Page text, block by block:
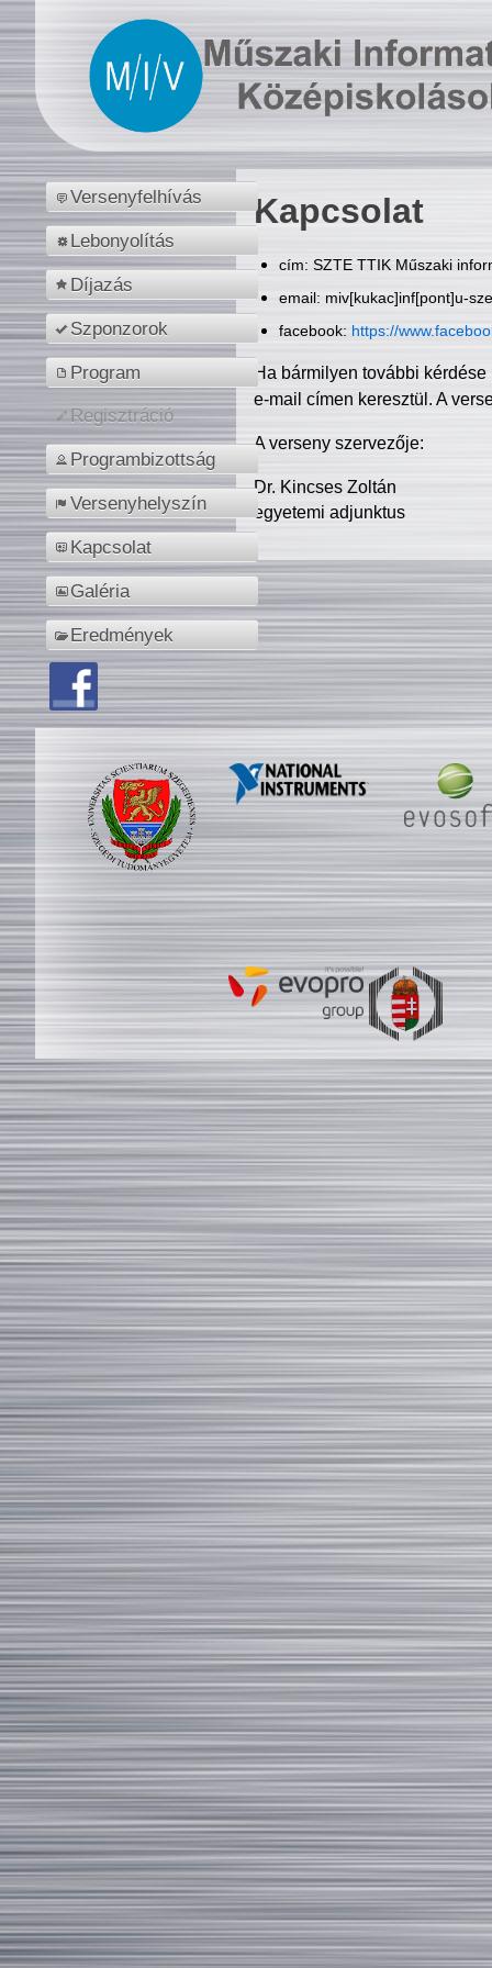
Versenyfelhívás
Lebonyolítás
Díjazás
Szponzorok
Program
Regisztráció
Programbizottság
Versenyhelyszín
Kapcsolat
Galéria
Eredmények
Kapcsolat
cím: SZTE TTIK Műszaki
email: miv[kukac]inf[pont]u-
facebook: https://
Ha bármilyen további
e-mail címen keresztül. A
A verseny szervezője:
Dr. Kincses Zoltán
egyetemi adjunktus